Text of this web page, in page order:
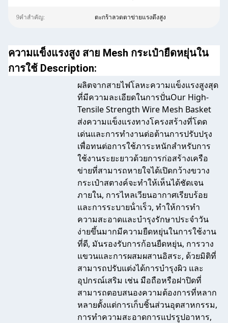
9คำสำคัญ: ตะกร้าลวดตาข่ายแรงดึงสูง
ความแข็งแรงสูง สาย Mesh กระเป๋ายืดหยุ่นใน
การใช้ Description:
ผลิตจากสายไฟโลหะความแข็งแรงสูงสุด
ที่มีความละเอียดในการปั่นOur High-
Tensile Strength Wire Mesh Basket
ส่งความแข็งแรงทางโครงสร้างที่โดด
เด่นและการทํางานต่อต้านการปรับปรุง
เพื่อทนต่อการใช้ภาระหนักสําหรับการ
ใช้งานระยะยาวด้วยการก่อสร้างเครือ
ข่ายที่สามารถหายใจได้เปิดกว้างขวาง
กระเป๋าสตางค์จะทําให้เห็นได้ชัดเจน
ภายใน, การไหลเวียนอากาศเรียบร้อย
และการระบายน้ําเร็ว, ทําให้การทํา
ความสะอาดและบํารุงรักษาประจําวัน
ง่ายขึ้นมากมีความยืดหยุ่นในการใช้งาน
ที่ดี, มันรองรับการก้อนยืดหยุ่น, การวาง
แขวนและการผสมผสานอิสระ, ด้วยมิติที่
สามารถปรับแต่งได้การบํารุงผิว และ
อุปกรณ์เสริม เช่น มือถือหรือฝาปิดที่
สามารถตอบสนองความต้องการที่หลาก
หลายตั้งแต่การเก็บชิ้นส่วนอุตสาหกรรม,
การทําความสะอาดการแปรรูปอาหาร,